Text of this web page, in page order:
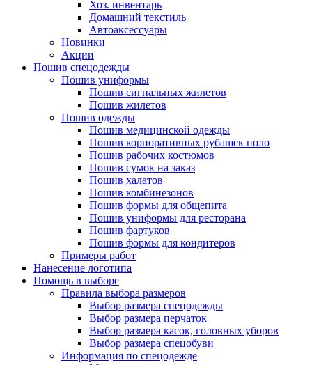
Хоз. инвентарь
Домашний текстиль
Автоаксессуары
Новинки
Акции
Пошив спецодежды
Пошив униформы
Пошив сигнальных жилетов
Пошив жилетов
Пошив одежды
Пошив медицинской одежды
Пошив корпоративных рубашек поло
Пошив рабочих костюмов
Пошив сумок на заказ
Пошив халатов
Пошив комбинезонов
Пошив формы для общепита
Пошив униформы для ресторана
Пошив фартуков
Пошив формы для кондитеров
Примеры работ
Нанесение логотипа
Помощь в выборе
Правила выбора размеров
Выбор размера спецодежды
Выбор размера перчаток
Выбор размера касок, головных уборов
Выбор размера спецобуви
Информация по спецодежде